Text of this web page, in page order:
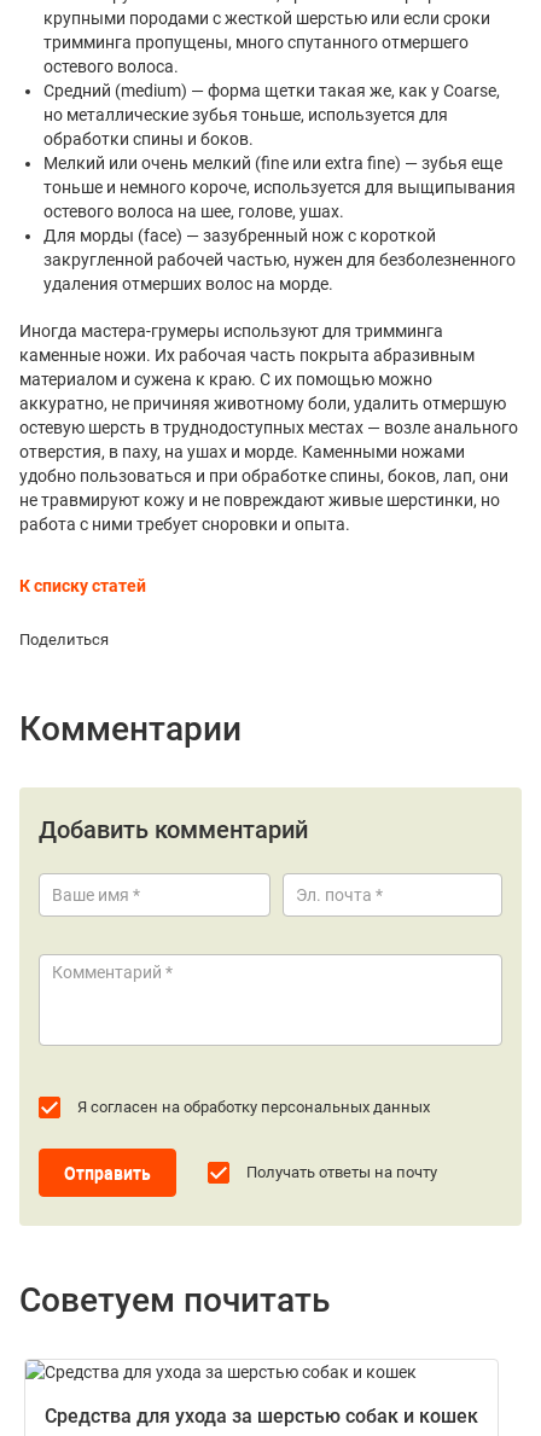
крупными породами с жесткой шерстью или если сроки
тримминга пропущены, много спутанного отмершего
остевого волоса.
Средний (medium) — форма щетки такая же, как у Coarse,
но металлические зубья тоньше, используется для
обработки спины и боков.
Мелкий или очень мелкий (fine или extra fine) — зубья еще
тоньше и немного короче, используется для выщипывания
остевого волоса на шее, голове, ушах.
Для морды (face) — зазубренный нож с короткой
закругленной рабочей частью, нужен для безболезненного
удаления отмерших волос на морде.
Иногда мастера-грумеры используют для тримминга
каменные ножи. Их рабочая часть покрыта абразивным
материалом и сужена к краю. С их помощью можно
аккуратно, не причиняя животному боли, удалить отмершую
остевую шерсть в труднодоступных местах — возле анального
отверстия, в паху, на ушах и морде. Каменными ножами
удобно пользоваться и при обработке спины, боков, лап, они
не травмируют кожу и не повреждают живые шерстинки, но
работа с ними требует сноровки и опыта.
К списку статей
Поделиться
Комментарии
Добавить комментарий
Я согласен на обработку персональных данных
Отправить Получать ответы на почту
Советуем почитать
Средства для ухода за шерстью собак и кошек